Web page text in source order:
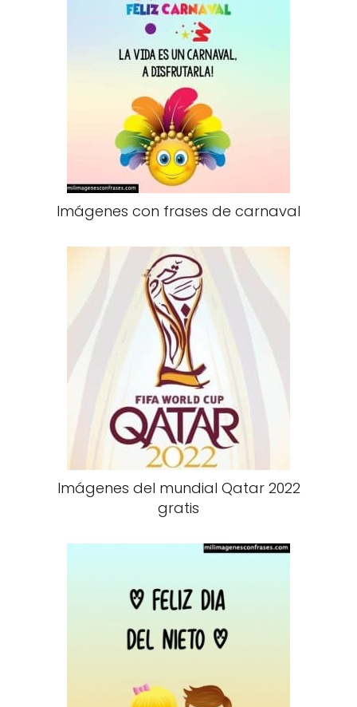
Imágenes con frases de carnaval
Imágenes del mundial Qatar 2022
gratis